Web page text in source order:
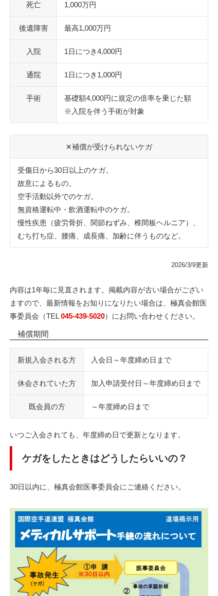
死亡 1,000万円
後遺障害 最高1,000万円
入院 1日につき4,000円
通院 1日につき1,000円
手術
基礎額4,000円に規定の倍率を乗じた額
※入院を伴う手術が対象
✕補償が受けられないケガ
受傷日から30日以上のケガ。
故意によるもの。
空手活動以外でのケガ。
無資格運転中・飲酒運転中のケガ。
慢性疾患（疲労骨折、関節ねずみ、椎間板ヘルニア）、
むち打ち症、腰痛、成長痛、加齢に伴うものなど。
2026/3/9更新
内容は1年毎に見直されます。掲載内容が古い場合がござい
ますので、最新情報をお知りになりたい場合は、極真会館医
事委員会（TEL045-439-5020）にお問い合わせください。
補償期間
新規入会される方 入会日～年度締め日まで
休会されていた方 加入申請受付日～年度締め日まで
既会員の方 ～年度締め日まで
いつご入会されても、年度締め日で更新となります。
ケガをしたときはどうしたらいいの？
30日以内に、極真会館医事委員会にご連絡ください。